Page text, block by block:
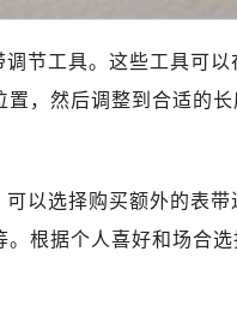
节工具。这些工具可
，然后调整到合适的
以选择购买额外的表
根据个人喜好和场合